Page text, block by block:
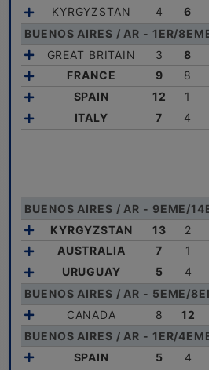
KYRGYZSTAN
4 6
BUENOS AIRES / AR - 1ER/
GREAT BRITAIN
3 8
FRANCE
9 8
SPAIN
12 1
ITALY
7 4
BUENOS AIRES / AR - 9EME/
KYRGYZSTAN
13 2
AUSTRALIA
7 1
URUGUAY
5 4
BUENOS AIRES / AR - 5EME/
CANADA
8 12
BUENOS AIRES / AR - 1ER/
SPAIN
5 4